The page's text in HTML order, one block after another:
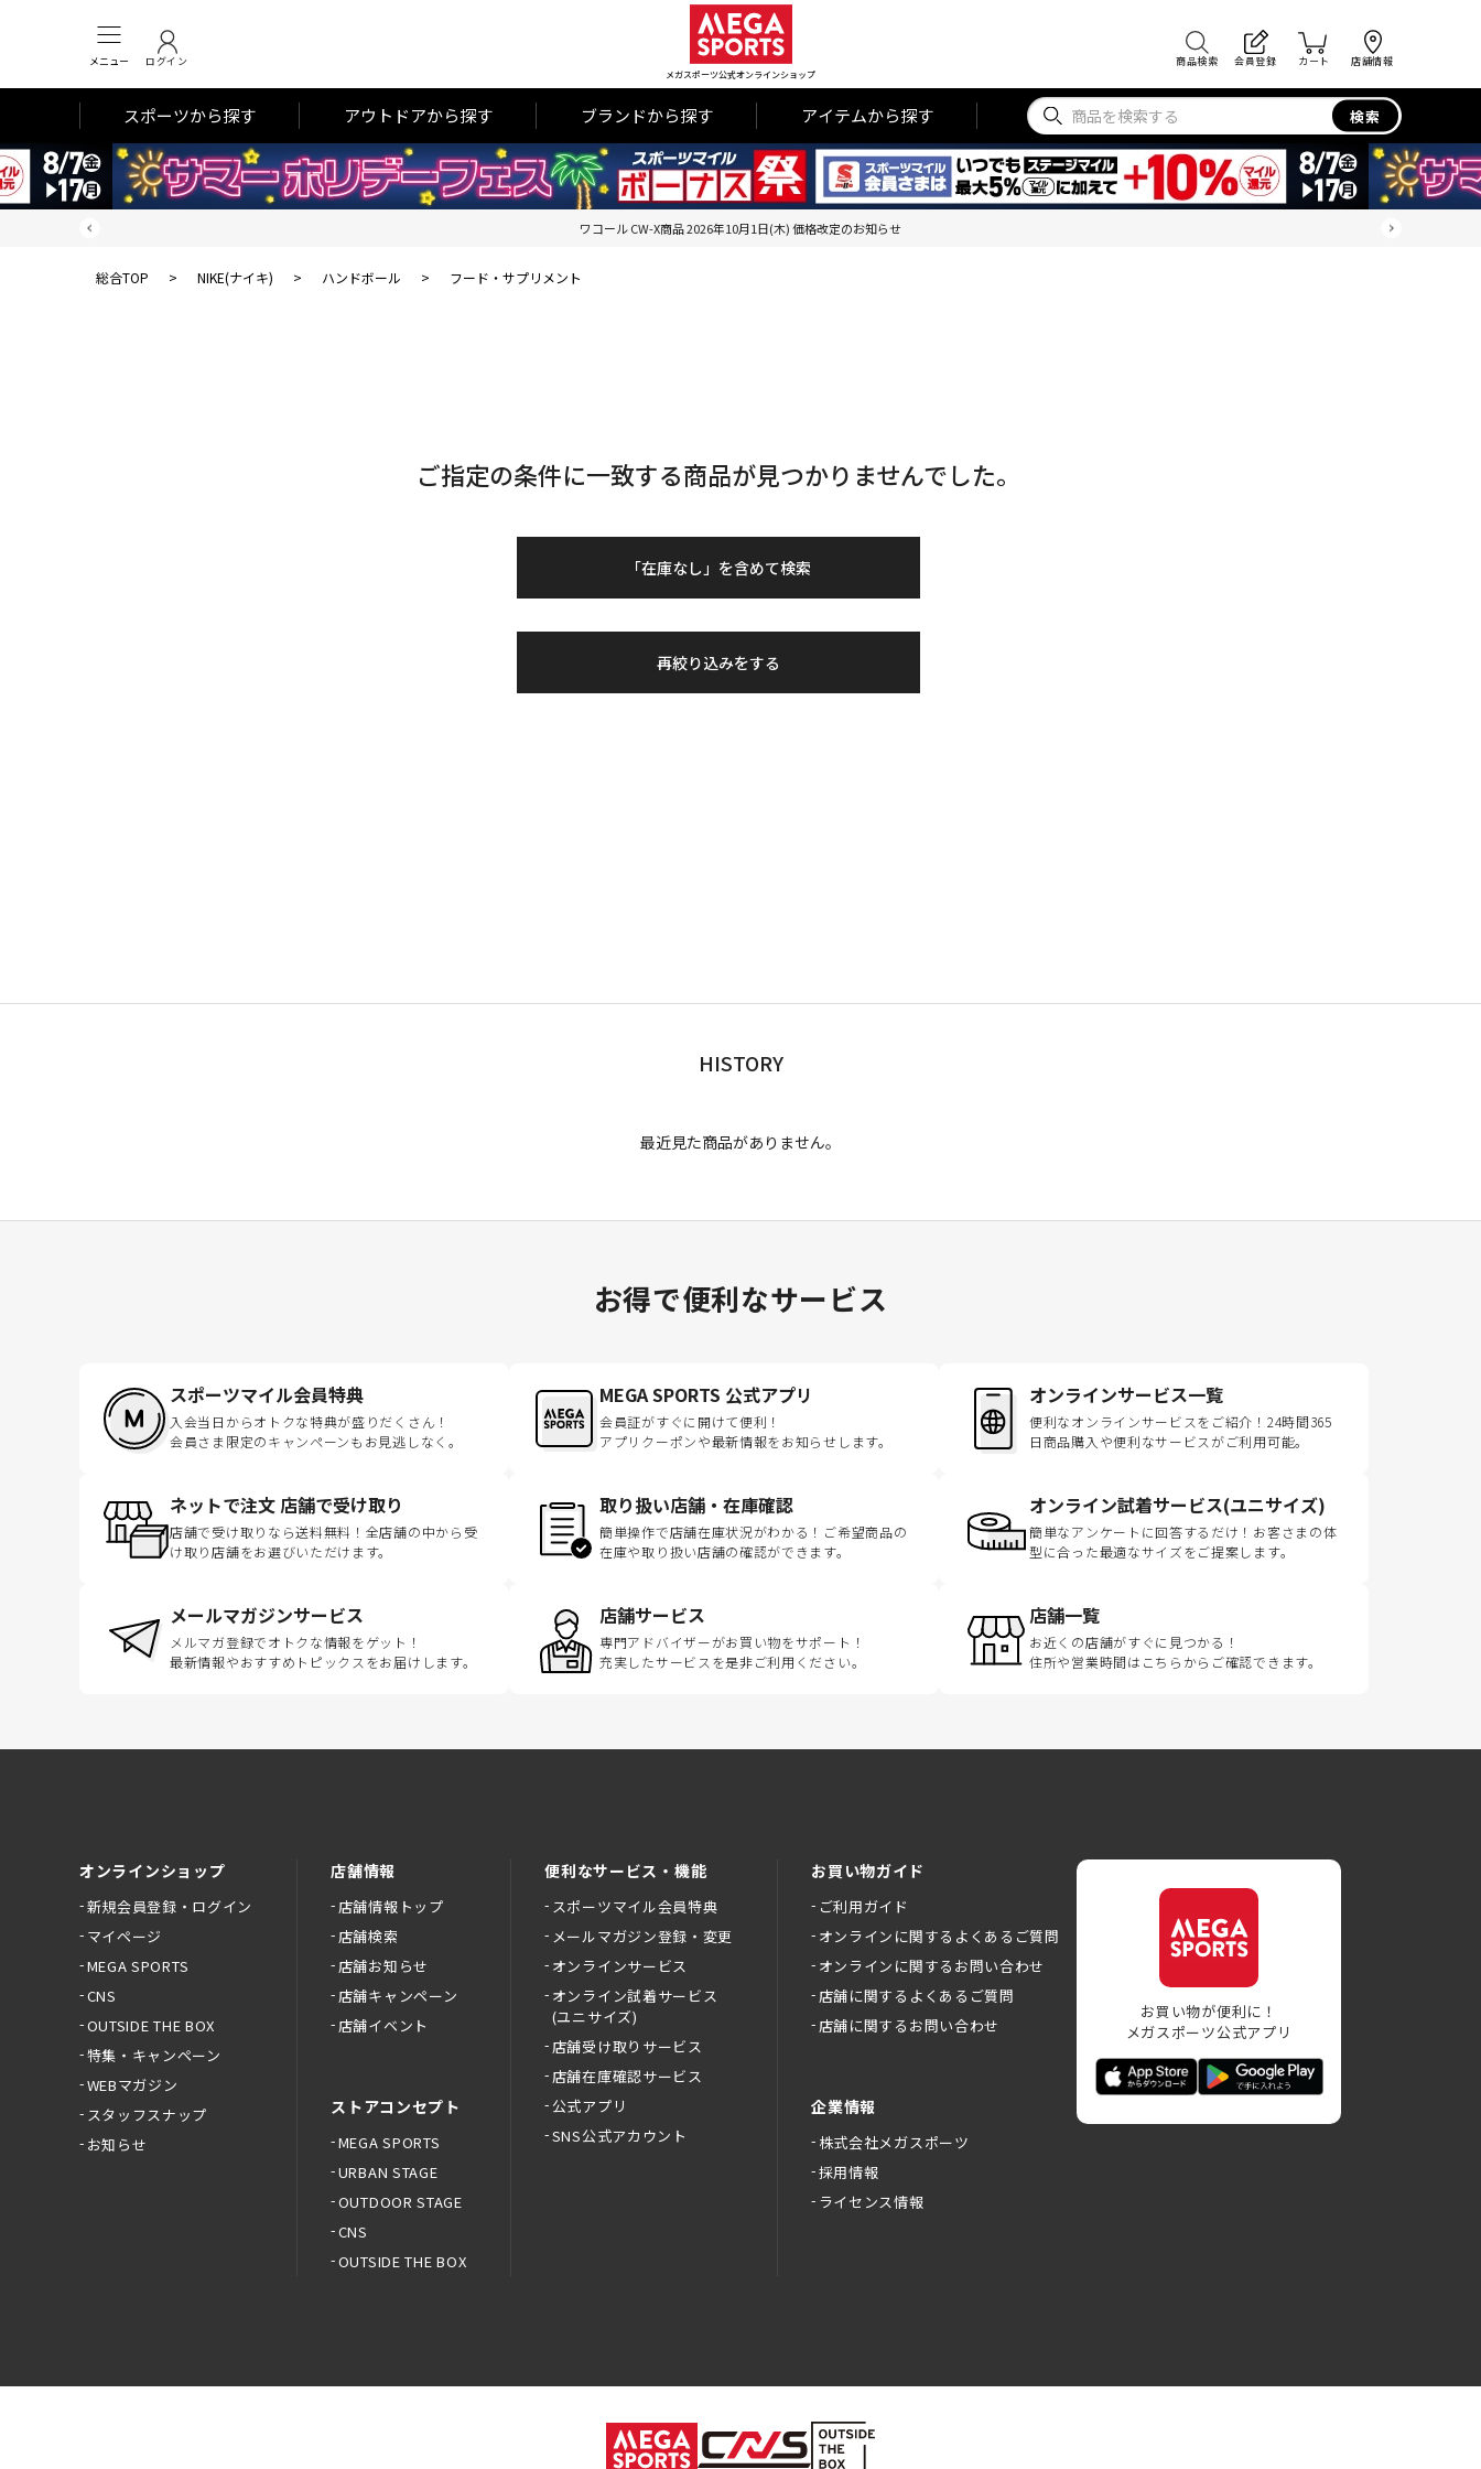
メニュー ログイン
メガスポーツ公式オンラインショップ
商品検索 会員登録 カート 店舗情報
スポーツから探す アウトドアから探す ブランドから探す アイテムから探す 検索
ワコール CW-X商品 2026年10月1日(木) 価格改定のお知らせ
総合TOP > NIKE(ナイキ) > ハンドボール > フード・サプリメント
ご指定の条件に一致する商品が見つかりませんでした。
「在庫なし」を含めて検索
再絞り込みをする
HISTORY
最近見た商品がありません。
お得で便利なサービス
スポーツマイル会員特典
入会当日からオトクな特典が盛りだくさん！
会員さま限定のキャンペーンもお見逃しなく。
MEGA SPORTS 公式アプリ
会員証がすぐに開けて便利！
アプリクーポンや最新情報をお知らせします。
オンラインサービス一覧
便利なオンラインサービスをご紹介！24時間365
日商品購入や便利なサービスがご利用可能。
ネットで注文 店舗で受け取り
店舗で受け取りなら送料無料！全店舗の中から受
け取り店舗をお選びいただけます。
取り扱い店舗・在庫確認
簡単操作で店舗在庫状況がわかる！ご希望商品の
在庫や取り扱い店舗の確認ができます。
オンライン試着サービス(ユニサイズ)
簡単なアンケートに回答するだけ！お客さまの体
型に合った最適なサイズをご提案します。
メールマガジンサービス
メルマガ登録でオトクな情報をゲット！
最新情報やおすすめトピックスをお届けします。
店舗サービス
専門アドバイザーがお買い物をサポート！
充実したサービスを是非ご利用ください。
店舗一覧
お近くの店舗がすぐに見つかる！
住所や営業時間はこちらからご確認できます。
オンラインショップ
新規会員登録・ログイン
マイページ
MEGA SPORTS
CNS
OUTSIDE THE BOX
特集・キャンペーン
WEBマガジン
スタッフスナップ
お知らせ
店舗情報
店舗情報トップ
店舗検索
店舗お知らせ
店舗キャンペーン
店舗イベント
ストアコンセプト
MEGA SPORTS
URBAN STAGE
OUTDOOR STAGE
CNS
OUTSIDE THE BOX
便利なサービス・機能
スポーツマイル会員特典
メールマガジン登録・変更
オンラインサービス
オンライン試着サービス
(ユニサイズ)
店舗受け取りサービス
店舗在庫確認サービス
公式アプリ
SNS公式アカウント
お買い物ガイド
ご利用ガイド
オンラインに関するよくあるご質問
オンラインに関するお問い合わせ
店舗に関するよくあるご質問
店舗に関するお問い合わせ
企業情報
株式会社メガスポーツ
採用情報
ライセンス情報
お買い物が便利に！
メガスポーツ公式アプリ